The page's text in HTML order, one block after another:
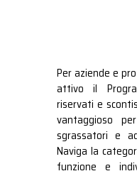
Per aziende e
attivo il
riservati e
vantaggioso
sgrassatori e
Naviga la
funzione e